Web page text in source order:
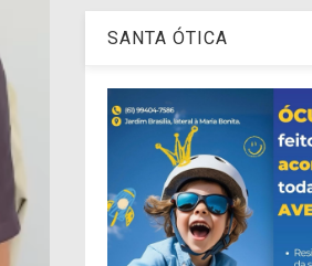
SANTA ÓTICA